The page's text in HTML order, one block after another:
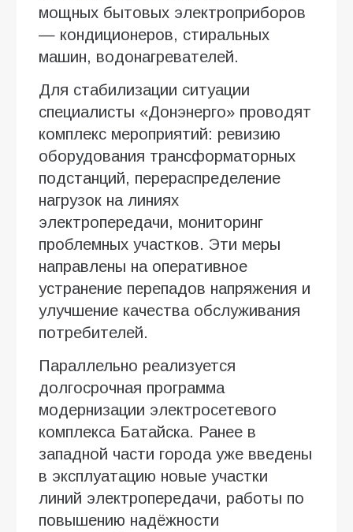
мощных бытовых электроприборов
— кондиционеров, стиральных
машин, водонагревателей.
Для стабилизации ситуации
специалисты «Донэнерго» проводят
комплекс мероприятий: ревизию
оборудования трансформаторных
подстанций, перераспределение
нагрузок на линиях
электропередачи, мониторинг
проблемных участков. Эти меры
направлены на оперативное
устранение перепадов напряжения и
улучшение качества обслуживания
потребителей.
Параллельно реализуется
долгосрочная программа
модернизации электросетевого
комплекса Батайска. Ранее в
западной части города уже введены
в эксплуатацию новые участки
линий электропередачи, работы по
повышению надёжности